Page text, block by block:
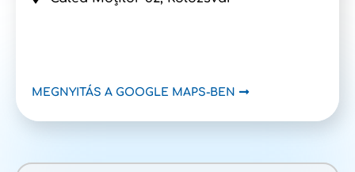
MEGNYITÁS A GOOGLE MAPS-BEN